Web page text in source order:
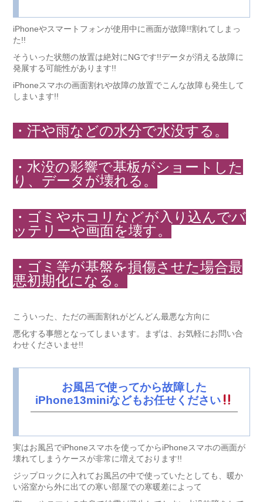
iPhoneやスマートフォンが使用中に画面が故障!!割れてしまっ
た!!
そういった状態の放置は絶対にNGです!!データが消える故障に
発展する可能性があります!!
iPhoneスマホの画面割れや故障の放置でこんな故障も発生して
しまいます!!
・汗や雨などの水分で水没する。
・水没の影響で基板がショートした
り、データが壊れる。
・ゴミやホコリなどが入り込んでバ
ッテリーや画面を壊す。
・ゴミ等が基盤を損傷させた場合最
悪初期化になる。
こういった、ただの画面割れがどんどん最悪な方向に
悪化する事態となってしまいます。まずは、お気軽にお問い合
わせくださいませ!!
お風呂で使ってから故障した
iPhone13miniなどもお任せください
実はお風呂でiPhoneスマホを使ってからiPhoneスマホの画面が
壊れてしまうケースが非常に増えております!!
ジップロックに入れてお風呂の中で使っていたとしても、暖か
い浴室から外に出ての寒い部屋での寒暖差によって